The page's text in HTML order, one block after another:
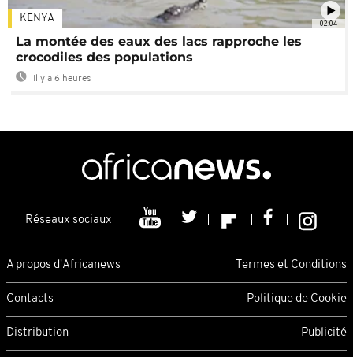
02:04
KENYA
La montée des eaux des lacs rapproche les
crocodiles des populations
Il y a 6 heures
Réseaux sociaux
A propos d'Africanews Termes et Conditions
Contacts Politique de Cookie
Distribution Publicité